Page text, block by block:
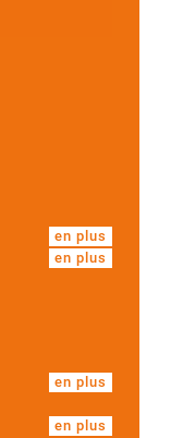
en plus
en plus
en plus
en plus